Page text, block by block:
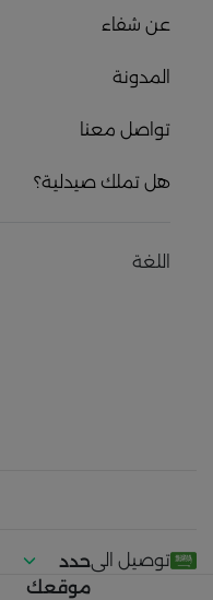
عن شفاء
المدونة
تواصل معنا
هل تملك صيدلية؟
اللغة
توصيل الىحدد
موقعك